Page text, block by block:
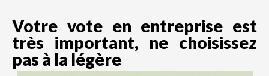
Votre vote en entreprise est
très important, ne choisissez
pas à la légère